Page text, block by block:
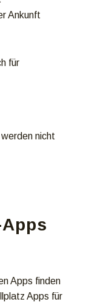
Ankunft
für
nicht
Apps finden
Apps für